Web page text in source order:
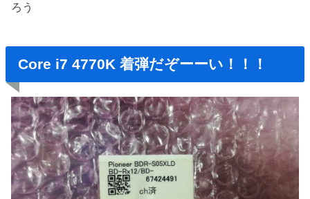
ろう
Core i7 4770K 着弾だぞーーい！！！